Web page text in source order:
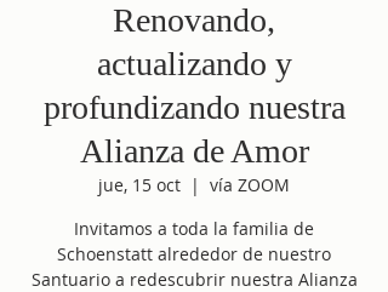
Renovando,
actualizando y
profundizando nuestra
Alianza de Amor
jue, 15 oct
  |
vía ZOOM
Invitamos a toda la familia de
Schoenstatt alrededor de nuestro
Santuario a redescubrir nuestra Alianza